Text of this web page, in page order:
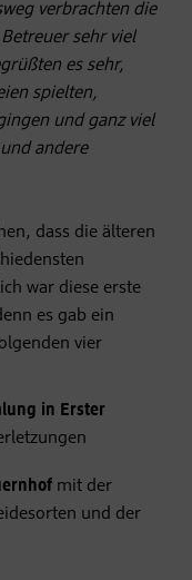
verbrachten die
sehr viel
es sehr,
spielten,
und ganz viel
andere
dass die älteren
war diese erste
es gab ein
vier
in Erster
mit der
und der